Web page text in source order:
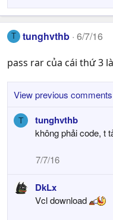
T tunghvthb 6/7/16
pass rar của cái thứ 3
View previous
T tunghvthb
không phải code, t
7/7/16
DkLx
Vcl download